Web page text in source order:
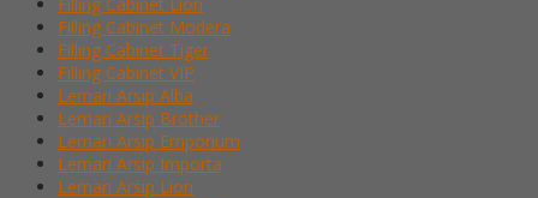
Filling Cabinet Lion
Filling Cabinet Modera
Filling Cabinet Tiger
Filling Cabinet VIP
Lemari Arsip Alba
Lemari Arsip Brother
Lemari Arsip Emporium
Lemari Arsip Importa
Lemari Arsip Lion